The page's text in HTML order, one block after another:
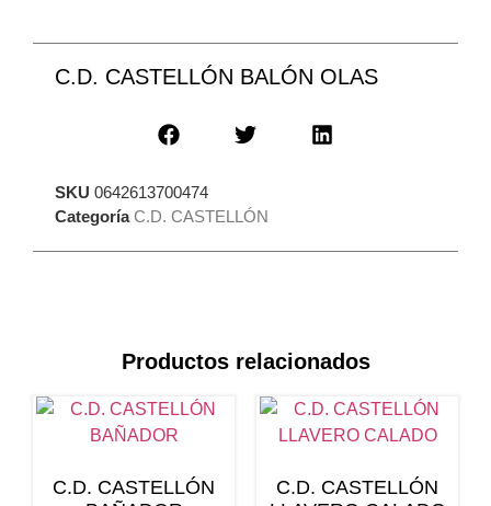
C.D. CASTELLÓN BALÓN OLAS
SKU 0642613700474
Categoría C.D. CASTELLÓN
Productos relacionados
C.D. CASTELLÓN
C.D. CASTELLÓN